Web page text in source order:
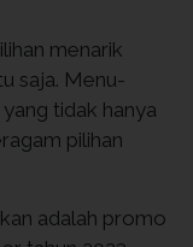
menarik
saja. Menu-
tidak hanya
pilihan
adalah promo